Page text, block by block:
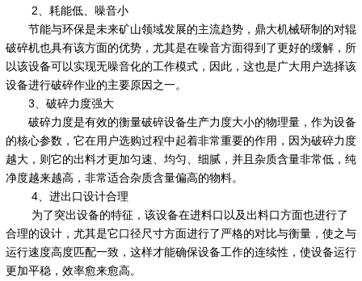
2、耗能低、噪音小
节能与环保是未来矿山领域发展的主流趋势，鼎大机械研制的对辊
破碎机也具有该方面的优势，尤其是在噪音方面得到了更好的缓解，所
以该设备可以实现无噪音化的工作模式，因此，这也是广大用户选择该
设备进行破碎作业的主要原因之一。
3、破碎力度强大
破碎力度是有效的衡量破碎设备生产力度大小的物理量，作为设备
的核心参数，它在用户选购过程中起着非常重要的作用，因为破碎力度
越大，则它的出料才更加匀速、均匀、细腻，并且杂质含量非常低，纯
净度越来越高，非常适合杂质含量偏高的物料。
4、进出口设计合理
为了突出设备的特征，该设备在进料口以及出料口方面也进行了
合理的设计，尤其是它口径尺寸方面进行了严格的对比与衡量，使之与
运行速度高度匹配一致，这样才能确保设备工作的连续性，使设备运行
更加平稳，效率愈来愈高。